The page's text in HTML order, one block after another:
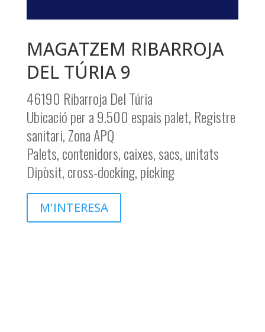
MAGATZEM RIBARROJA
DEL TÚRIA 9
46190 Ribarroja Del Túria
Ubicació per a 9.500 espais palet, Registre
sanitari, Zona APQ
Palets, contenidors, caixes, sacs, unitats
Dipòsit, cross-docking, picking
M'INTERESA